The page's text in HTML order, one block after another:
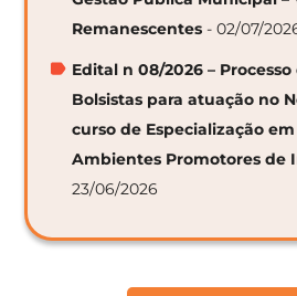
Remanescentes - 02/07/
Edital n 08/2026 –
Bolsistas para atuação no
curso de Especialização
Ambientes Promotores de
23/06/2026